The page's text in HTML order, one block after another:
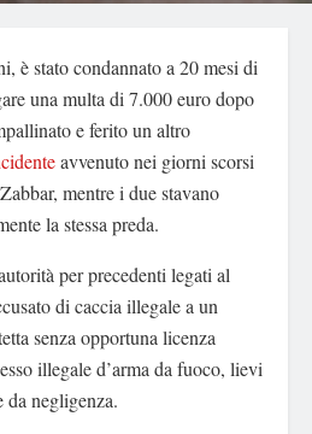
è stato condannato a 20 mesi di
una multa di 7.000 euro dopo
e ferito un altro
avvenuto nei giorni scorsi
mentre i due stavano
la stessa preda.
per precedenti legati al
di caccia illegale a un
senza opportuna licenza
illegale d’arma da fuoco, lievi
da negligenza.